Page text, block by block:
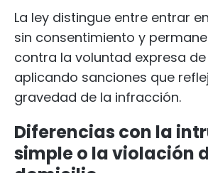
La ley distingue entre entrar
sin consentimiento y
contra la voluntad expresa
aplicando sanciones que
gravedad de la infracción.
Diferencias con la
simple o la violación